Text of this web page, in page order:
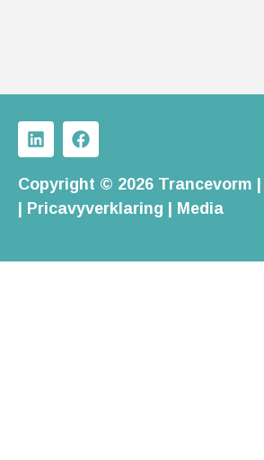
Copyright © 2026 Trancevorm
Pricavyverklaring Media